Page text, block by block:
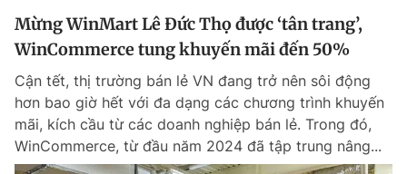
Mừng WinMart Lê Đức Thọ được ‘tân trang’,
WinCommerce tung khuyến mãi đến 50%
Cận tết, thị trường bán lẻ VN đang trở nên sôi động
hơn bao giờ hết với đa dạng các chương trình khuyến
mãi, kích cầu từ các doanh nghiệp bán lẻ. Trong đó,
WinCommerce, từ đầu năm 2024 đã tập trung nâng...